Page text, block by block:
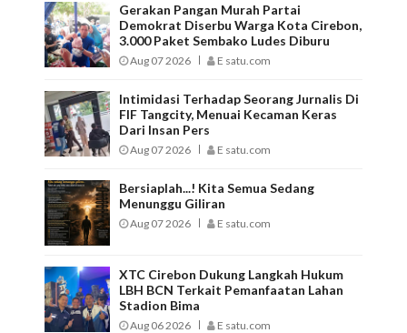
Gerakan Pangan Murah Partai
Demokrat Diserbu Warga Kota Cirebon,
3.000 Paket Sembako Ludes Diburu
Aug 07 2026 E satu.com
Intimidasi Terhadap Seorang Jurnalis Di
FIF Tangcity, Menuai Kecaman Keras
Dari Insan Pers
Aug 07 2026 E satu.com
Bersiaplah...! Kita Semua Sedang
Menunggu Giliran
Aug 07 2026 E satu.com
XTC Cirebon Dukung Langkah Hukum
LBH BCN Terkait Pemanfaatan Lahan
Stadion Bima
Aug 06 2026 E satu.com